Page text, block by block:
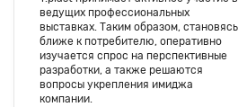
ведущих профессиональных
выставках. Таким образом, становясь
ближе к потребителю, оперативно
изучается спрос на перспективные
разработки, а также решаются
вопросы укрепления имиджа
компании.